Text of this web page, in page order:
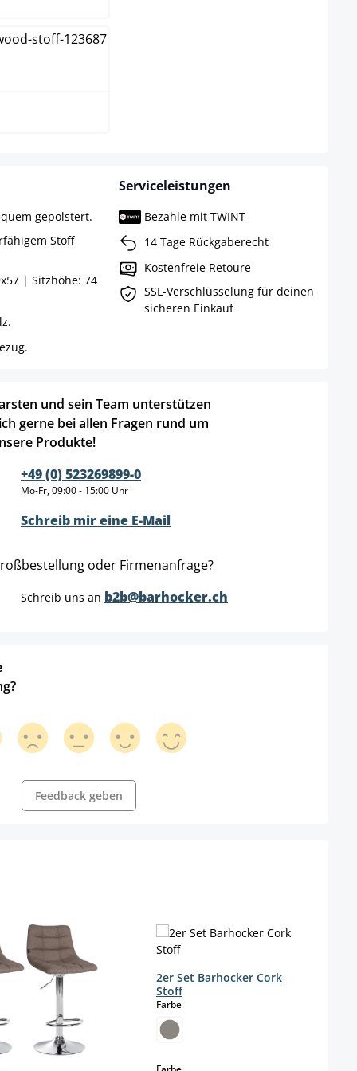
gepolstert.
Stoff
| Sitzhöhe: 74
Serviceleistungen
Bezahle mit TWINT
14 Tage Rückgaberecht
Kostenfreie Retoure
SSL-Verschlüsselung für deinen
sicheren Einkauf
und sein Team unterstützen
gerne bei allen Fragen rund um
Produkte!
+49 (0) 523269899-0
Mo-Fr, 09:00 - 15:00 Uhr
Schreib mir eine E-Mail
oder Firmenanfrage?
Schreib uns an b2b@barhocker.ch
Feedback geben
2er Set Barhocker Cork
Stoff
Farbeauswählen
auswählen